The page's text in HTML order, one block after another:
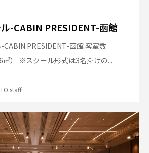
-CABIN PRESIDENT-函館
-CABIN PRESIDENT-函館 客室数
㎡） ※スクール形式は3名掛けの...
staff